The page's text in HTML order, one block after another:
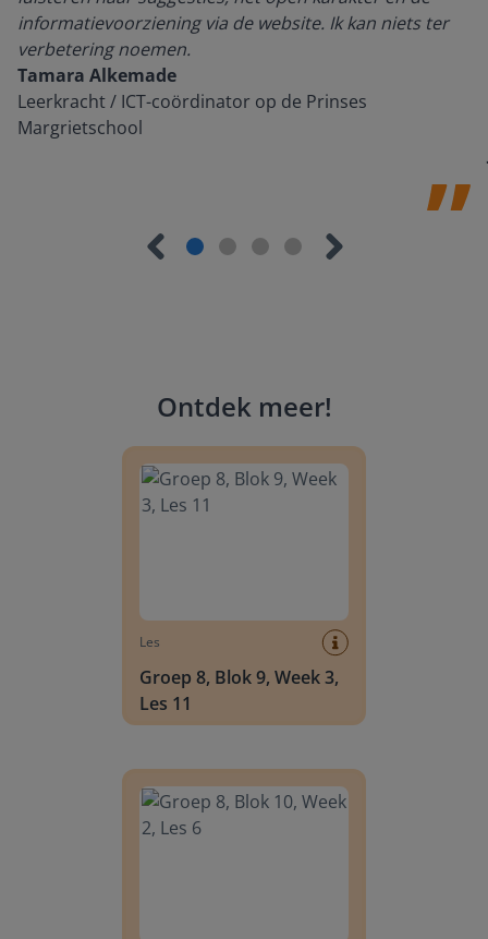
informatievoorziening via de website. Ik kan niets ter
verbetering noemen.
Tamara Alkemade
Leerkracht / ICT-coördinator op de Prinses
Margrietschool
Ontdek meer!
Les
Groep 8, Blok 9, Week 3,
Les 11